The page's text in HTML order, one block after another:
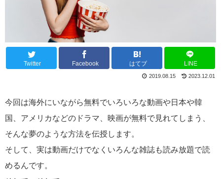
Twitter Facebook はてブ LINE
2023.12.01
2019.08.15
今回は海外にいながら無料でいろいろな動画や日本や韓
国、アメリカなどのドラマ、映画が無料で見れてしまう、
そんな夢のような方法を伝授します。
そして、実は動画だけでなくいろんな雑誌も読み放題で読
めるんです。